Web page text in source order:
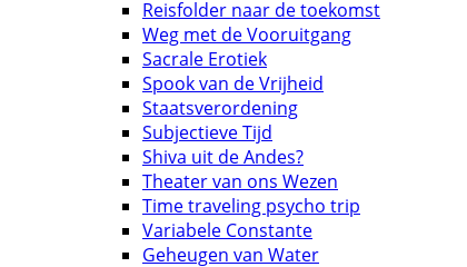
Reisfolder naar de toekomst
Weg met de Vooruitgang
Sacrale Erotiek
Spook van de Vrijheid
Staatsverordening
Subjectieve Tijd
Shiva uit de Andes?
Theater van ons Wezen
Time traveling psycho trip
Variabele Constante
Geheugen van Water